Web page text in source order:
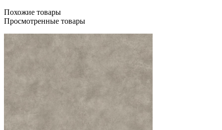
Похожие товары
Просмотренные товары